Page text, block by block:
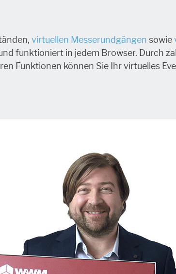
virtuellen Messerundgängen sowie
funktioniert in jedem Browser. Durch
Funktionen können Sie Ihr virtuelles